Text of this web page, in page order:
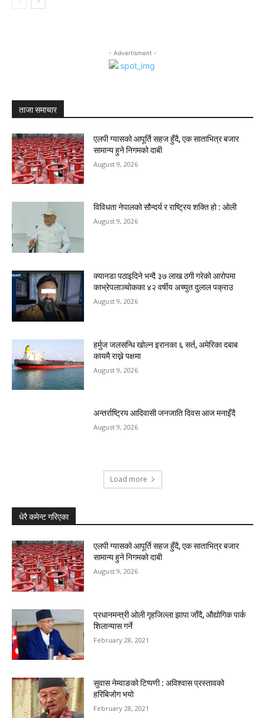
- Advertisment -
ताजा समाचार
एलपी ग्यासको आपूर्ति सहज हुँदै, एक साताभित्र बजार
सामान्य हुने निगमको दाबी
August 9, 2026
विविधता नेपालको सौन्दर्य र राष्ट्रिय शक्ति हो : ओली
August 9, 2026
क्यानडा पठाइदिने भन्दै ३७ लाख ठगी गरेको आरोपमा
काभ्रेपलाञ्चोकका ४२ वर्षीय अच्युत दुलाल पक्राउ
August 9, 2026
हर्मुज जलसन्धि खोल्न इरानका ६ सर्त, अमेरिका दबाब
कायमै राख्ने पक्षमा
August 9, 2026
अन्तर्राष्ट्रिय आदिवासी जनजाति दिवस आज मनाइँदै
August 9, 2026
Load more
धेरै कमेन्ट गरिएका
एलपी ग्यासको आपूर्ति सहज हुँदै, एक साताभित्र बजार
सामान्य हुने निगमको दाबी
August 9, 2026
प्रधानमन्त्री ओली गृहजिल्ला झापा जाँदै, औद्योगिक पार्क
शिलान्यास गर्ने
February 28, 2021
सुवास नेम्वाङको टिप्पणी : अविश्वास प्रस्तावको
हरिबिजोग भयो
February 28, 2021